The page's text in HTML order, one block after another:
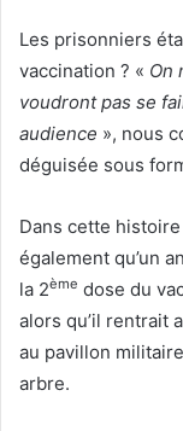
Les prisonniers
vaccination ? « On
voudront pas se
audience », nous
déguisée sous
Dans cette
également qu’un
la 2ème dose du
alors qu’il rentrait
au pavillon
arbre.